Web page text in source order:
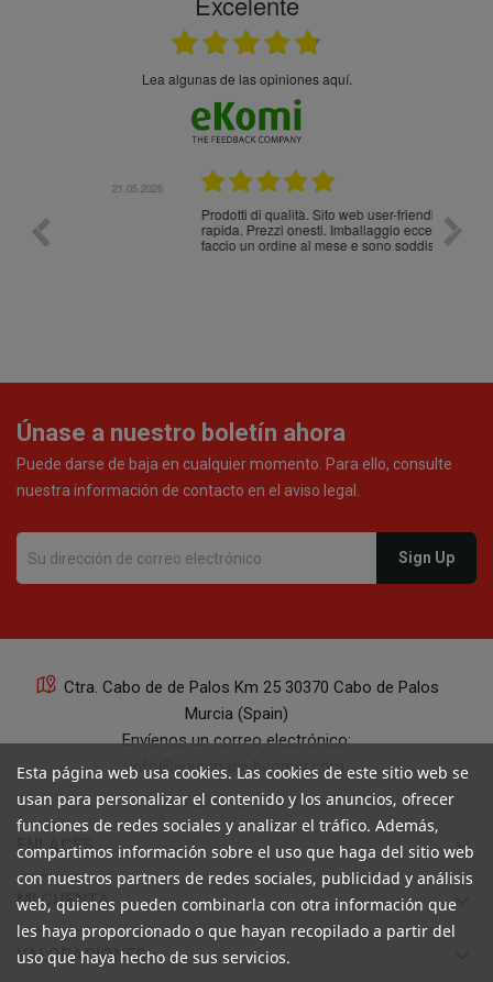
Lea algunas de las opiniones aquí.
Prodotti di qualità. Sito web user-friendly. Consegna
rapida. Prezzi onesti. Imballaggio eccellente. Ormai
faccio un ordine al mese e sono soddisfattissimo.
10/10
Únase a nuestro boletín ahora
Puede darse de baja en cualquier momento. Para ello, consulte
nuestra información de contacto en el aviso legal.
Ctra. Cabo de de Palos Km 25 30370 Cabo de Palos
Murcia (Spain)
Envíenos un correo electrónico:
info@yourspanishcorner.com
+34 647 29 98 21 de 9 a 14:30
ENLACES keyboard_arrow_down
MI CUENTA keyboard_arrow_down
VALORACIONES
Esta página web usa cookies. Las cookies de este sitio web se
usan para personalizar el contenido y los anuncios, ofrecer
funciones de redes sociales y analizar el tráfico. Además,
compartimos información sobre el uso que haga del sitio web
con nuestros partners de redes sociales, publicidad y análisis
web, quienes pueden combinarla con otra información que
les haya proporcionado o que hayan recopilado a partir del
uso que haya hecho de sus servicios.